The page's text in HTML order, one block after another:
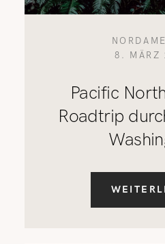
8. MÄRZ
Pacific
Roadtrip